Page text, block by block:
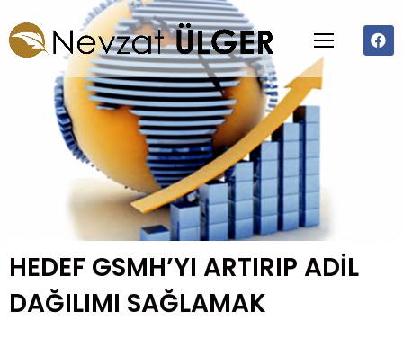
HEDEF GSMH’YI ARTIRIP ADİL
DAĞILIMI SAĞLAMAK